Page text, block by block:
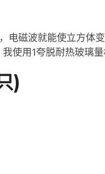
电磁波就能使立方体
使用1夸脱耐热玻璃
)